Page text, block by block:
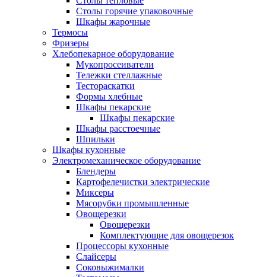
Столы горячие упаковочные
Шкафы жарочные
Термосы
Фризеры
Хлебопекарное оборудование
Мукопросеиватели
Тележки стеллажные
Тестораскатки
Формы хлебные
Шкафы пекарские
Шкафы пекарские
Шкафы расстоечные
Шпильки
Шкафы кухонные
Электромеханическое оборудование
Блендеры
Картофелечистки электрические
Миксеры
Мясорубки промышленные
Овощерезки
Овощерезки
Комплектующие для овощерезок
Процессоры кухонные
Слайсеры
Соковыжималки